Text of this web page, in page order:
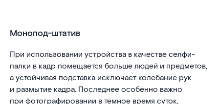
Монопод-штатив
При использовании устройства в качестве селфи-
палки в кадр помещается больше людей и предметов,
а устойчивая подставка исключает колебание рук
и размытие кадра. Последнее особенно важно
при фотографировании в темное время суток,